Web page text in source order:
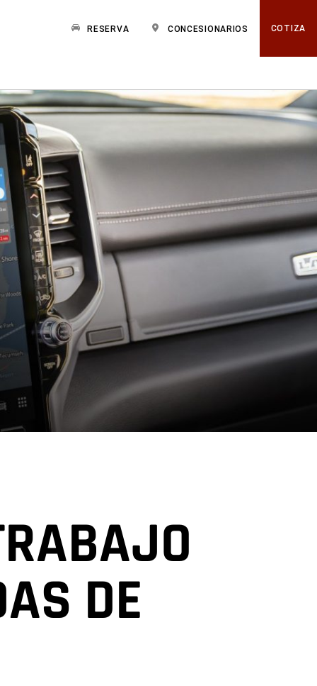
RESERVA CONCESIONARIOS COTIZA
DE